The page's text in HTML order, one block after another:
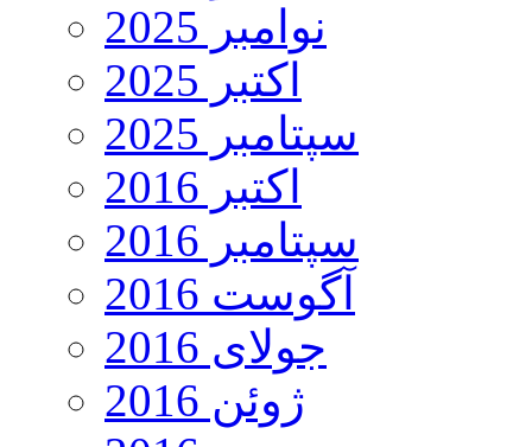
نوامبر 2025
اکتبر 2025
سپتامبر 2025
اکتبر 2016
سپتامبر 2016
آگوست 2016
جولای 2016
ژوئن 2016